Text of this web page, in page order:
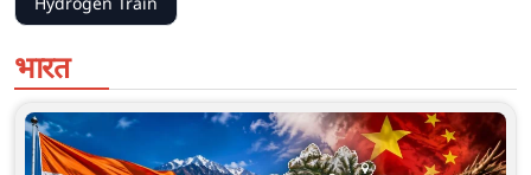
भारत